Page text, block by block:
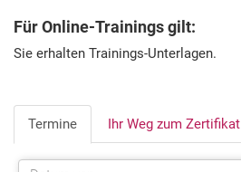
Für Online-Trainings gilt:
Sie erhalten Trainings-Unterlagen.
Termine Ihr Weg zum Zertifikat